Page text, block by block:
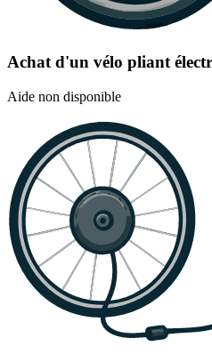
Achat d'un vélo pliant
Aide non disponible